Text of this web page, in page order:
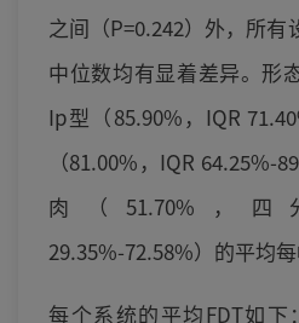
之间（P=0.242）外，所有
中位数均有显着差异。形
Ip型（85.90%，IQR
（81.00%，IQR 64.25%-
肉（51.70%，四
29.35%-72.58%）的平均每
每个系统的平均FDT如下